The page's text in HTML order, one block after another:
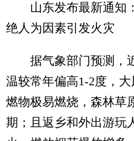
山东发布最新通知
绝人为因素引发火灾
据气象部门预测，
温较常年偏高1-2度，
燃物极易燃烧，森林草
期；且返乡和外出游玩